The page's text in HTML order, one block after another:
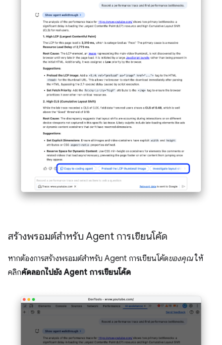
สร้างพรอมต์สำหรับ Agent การเขียนโค้ด
หากต้องการสร้างพรอมต์สำหรับ Agent การเขียนโค้ดของคุณให้
คลิกคัดลอกไปยัง Agent การเขียนโค้ด